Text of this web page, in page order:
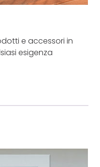
e accessori in
esigenza